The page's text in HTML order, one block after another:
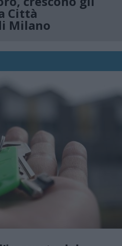
Città
Milano